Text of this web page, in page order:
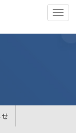
ナ
ビ
ゲ
切